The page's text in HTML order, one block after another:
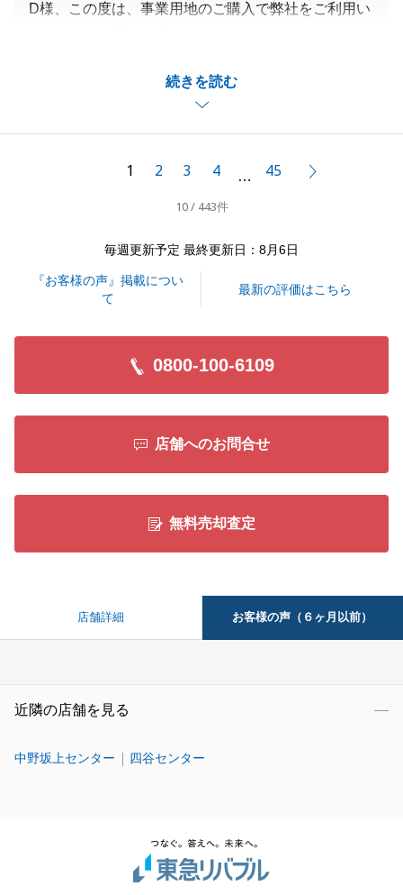
続きを読む
D様、この度は、事業用地のご購入で弊社をご利用い
だきまして重ねて御礼申し上げます。
建物が完成しましたら、是非、一度見学させてくださ
い。
ただきますので、これからも変わらぬお付き合いをよ
ろしくお願いいたします。
1 2 3 4 … 45
10 / 443件
毎週更新予定 最終更新日：8月6日
『お客様の声』掲載につい
て
最新の評価はこちら
0800-100-6109
店舗へのお問合せ
無料売却査定
店舗詳細 お客様の声（６ヶ月以前）
近隣の店舗を見る
中野坂上センター 四谷センター